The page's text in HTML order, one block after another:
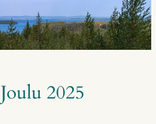
Joulu 2025